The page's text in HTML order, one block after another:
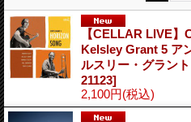
【CELLAR LIVE
Kelsley Grant 5 ア
ルスリー・グラン
21123]
2,100円(税込)